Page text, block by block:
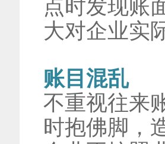
点时发现账
大对企业实
账目混乱
不重视往来
时抱佛脚，